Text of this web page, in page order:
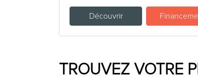
Découvrir
TROUVEZ VOTRE